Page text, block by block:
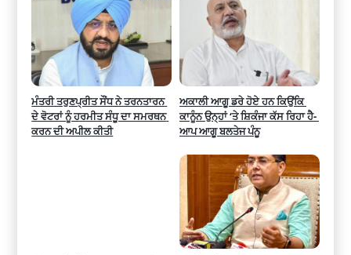
ਮੰਤਰੀ ਤਰੁਣਪ੍ਰੀਤ ਸੌਂਧ ਨੇ ਤਰਨਤਾਰਨ
ਦੇ ਵੋਟਰਾਂ ਨੂੰ ਹਰਮੀਤ ਸੰਧੂ ਦਾ ਸਮਰਥਨ
ਕਰਨ ਦੀ ਅਪੀਲ ਕੀਤੀ
ਅਕਾਲੀ ਆਗੂ ਡਰੇ ਹੋਏ ਹਨ ਕਿਉਂਕਿ
ਕਾਨੂੰਨ ਉਨ੍ਹਾਂ ‘ਤੇ ਸ਼ਿਕੰਜਾ ਕੱਸ ਰਿਹਾ ਹੈ-
ਆਪ ਆਗੂ ਬਲਤੇਜ ਪੰਨੂ